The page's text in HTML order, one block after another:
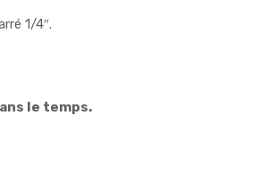
1/4″.
le temps.